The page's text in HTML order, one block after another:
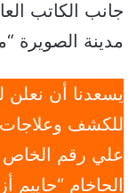
جانب الكاتب
مدينة الصويرة
يسعدنا أن نعلن
للكشف وعلاجات
علي رقم الخاص
الحاخام “حاييم